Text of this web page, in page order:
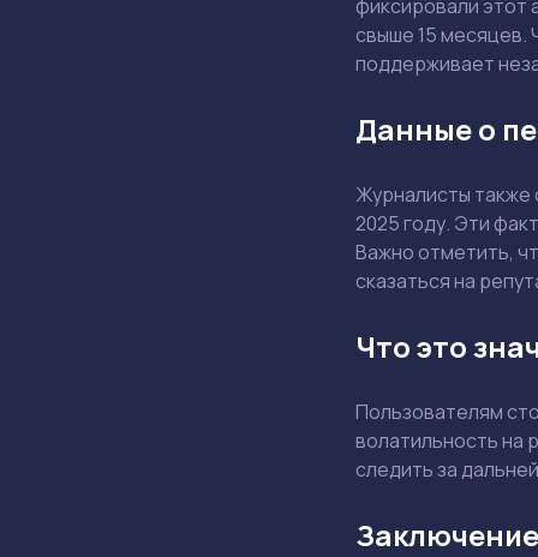
фиксировали этот
свыше 15 месяцев.
поддерживает
Данные о
Журналисты также
2025 году. Эти
Важно отметить,
сказаться на
Что это
Пользователям
волатильность на
следить за